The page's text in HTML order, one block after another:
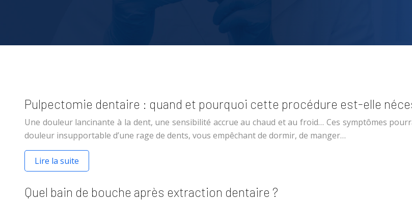
Pulpectomie dentaire : quand et pourquoi cette procédure est-elle
Une douleur lancinante à la dent, une sensibilité accrue au chaud et au froid… Ces symptômes
douleur insupportable d’une rage de dents, vous empêchant de dormir, de manger…
Lire la suite
Quel bain de bouche après extraction dentaire ?